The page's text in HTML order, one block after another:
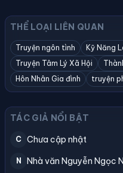
THỂ LOẠI LIÊN QUAN
Truyện ngôn tình Kỹ Năng
Truyện Tâm Lý Xã Hội
Hôn Nhân Gia đình
truyện
TÁC GIẢ NỔI BẬT
C Chưa cập nhật
N Nhà văn Nguyễn Ngọc